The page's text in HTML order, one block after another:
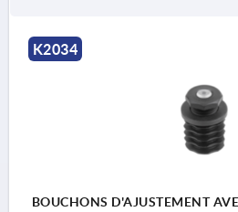
K2034
BOUCHONS D'AJUSTEMENT